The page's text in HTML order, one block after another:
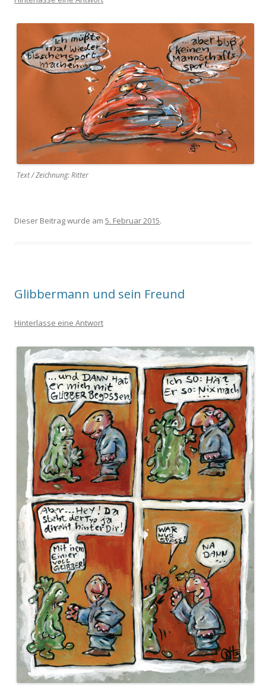
Text / Zeichnung: Ritter
Dieser Beitrag wurde am 5. Februar 2015.
Glibbermann und sein Freund
Hinterlasse eine Antwort